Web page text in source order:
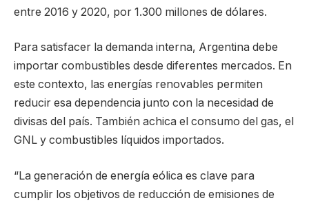
entre 2016 y 2020, por 1.300 millones de dólares.
Para satisfacer la demanda interna, Argentina debe
importar combustibles desde diferentes mercados. En
este contexto, las energías renovables permiten
reducir esa dependencia junto con la necesidad de
divisas del país. También achica el consumo del gas, el
GNL y combustibles líquidos importados.
“La generación de energía eólica es clave para
cumplir los objetivos de reducción de emisiones de